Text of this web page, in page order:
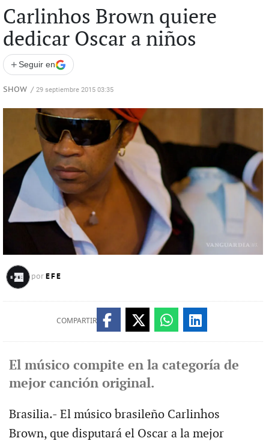
Carlinhos Brown quiere
dedicar Oscar a niños
+ Seguir en
SHOW / 29 septiembre 2015 03:35
por EFE
COMPARTIR
El músico compite en la categoría de
mejor canción original.
Brasilia.- El músico brasileño Carlinhos
Brown, que disputará el Oscar a la mejor